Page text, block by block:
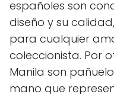
españoles son
diseño y su
para cualquier
coleccionista. Por
Manila son
mano que